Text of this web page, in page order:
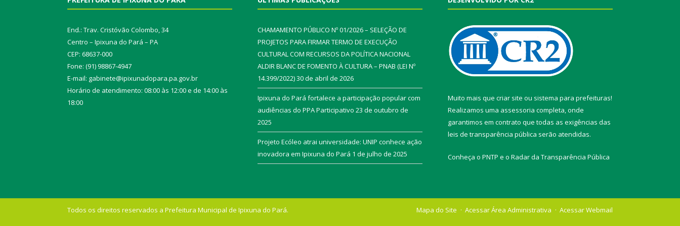
End.: Trav. Cristóvão Colombo, 34
Centro – Ipixuna do Pará – PA
CEP: 68637-000
Fone: (91) 98867-4947
E-mail: gabinete@ipixunadopara.pa.gov.br
Horário de atendimento: 08:00 às 12:00 e de 14:00 às
18:00
CHAMAMENTO PÚBLICO Nº 01/2026 – SELEÇÃO DE
PROJETOS PARA FIRMAR TERMO DE EXECUÇÃO
CULTURAL COM RECURSOS DA POLÍTICA NACIONAL
ALDIR BLANC DE FOMENTO À CULTURA – PNAB (LEI Nº
14.399/2022)30 de abril de 2026
Ipixuna do Pará fortalece a participação popular com
audiências do PPA Participativo 23 de outubro de
2025
Projeto Ecóleo atrai universidade: UNIP conhece ação
inovadora em Ipixuna do Pará 1 de julho de 2025
Muito mais que criar site ou sistema para prefeituras!
Realizamos uma assessoria completa, onde
garantimos em contrato que todas as exigências das
leis de transparência pública serão atendidas.
Conheça o PNTP e o Radar da Transparência Pública
Todos os direitos reservados a Prefeitura Municipal de Ipixuna do Pará. Mapa do Site Acessar Área Administrativa Acessar Webmail